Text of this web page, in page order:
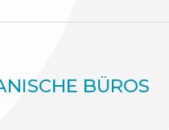
BÜROS